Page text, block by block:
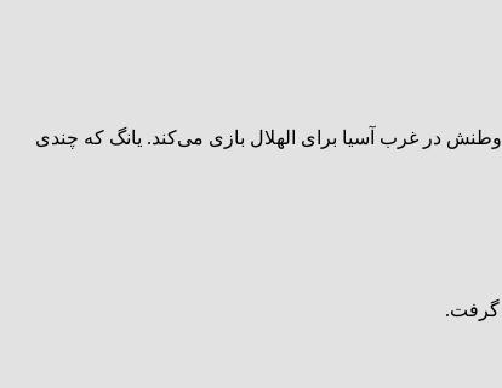
دروغگویی است برای او گران تمام شد و در سن ۲۹ سالگی کیلومترها دورتر از وطنش در غرب آسیا برای الهلال بازی می‌کند. یانگ که چندی
گرفت.